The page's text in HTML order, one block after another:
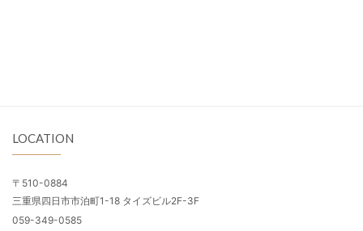
LOCATION
〒510-0884
三重県四日市市泊町1-18 タイズビル2F-3F
059-349-0585